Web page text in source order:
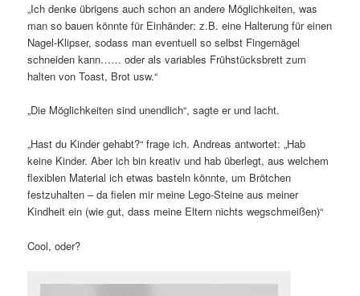
„Ich denke übrigens auch schon an andere Möglichkeiten, was
man so bauen könnte für Einhänder: z.B. eine Halterung für einen
Nagel-Klipser, sodass man eventuell so selbst Fingernägel
schneiden kann…… oder als variables Frühstücksbrett zum
halten von Toast, Brot usw.“
„Die Möglichkeiten sind unendlich“, sagte er und lacht.
„Hast du Kinder gehabt?“ frage ich. Andreas antwortet: „Hab
keine Kinder. Aber ich bin kreativ und hab überlegt, aus welchem
flexiblen Material ich etwas basteln könnte, um Brötchen
festzuhalten – da fielen mir meine Lego-Steine aus meiner
Kindheit ein (wie gut, dass meine Eltern nichts wegschmeißen)“
Cool, oder?